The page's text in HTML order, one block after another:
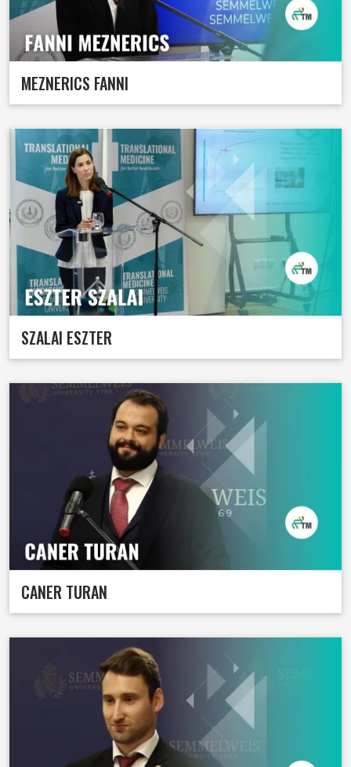
MEZNERICS FANNI
SZALAI ESZTER
CANER TURAN